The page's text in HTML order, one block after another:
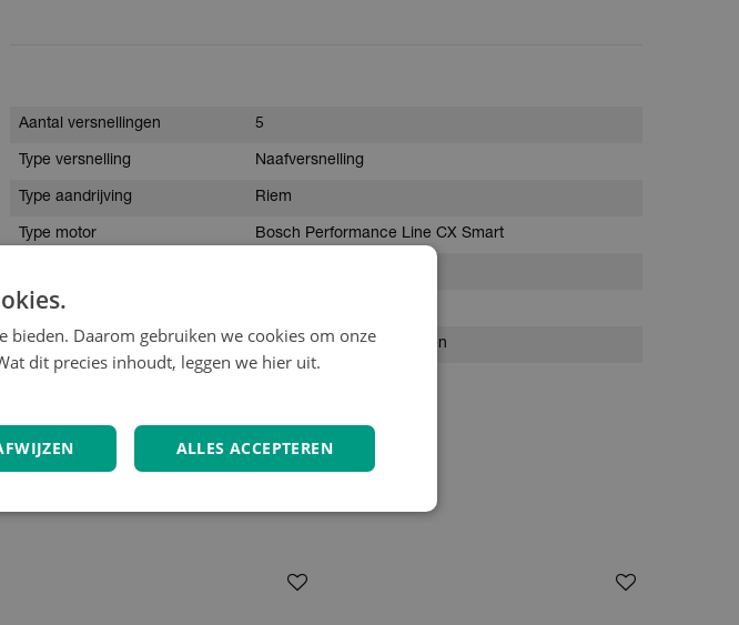
Aantal versnellingen 5
Type versnelling Naafversnelling
Type aandrijving Riem
Type motor Bosch Performance Line CX Smart
Plaats accu
Type Remmen Hydraulische schijfremmen
bieden. Daarom gebruiken we cookies om onze
dit precies inhoudt, leggen we hier uit.
ALLES ACCEPTEREN